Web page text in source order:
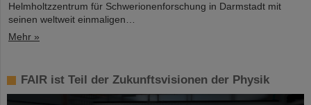
Helmholtzzentrum für Schwerionenforschung in Darmstadt mit
seinen weltweit einmaligen…
Mehr »
FAIR ist Teil der Zukunftsvisionen der Physik